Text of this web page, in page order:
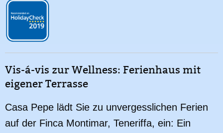
Vis-á-vis zur Wellness: Ferienhaus mit
eigener Terrasse
Casa Pepe lädt Sie zu unvergesslichen Ferien
auf der Finca Montimar, Teneriffa, ein: Ein